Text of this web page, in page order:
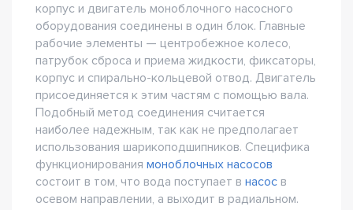
корпус и двигатель моноблочного насосного
оборудования соединены в один блок. Главные
рабочие элементы — центробежное колесо,
патрубок сброса и приема жидкости, фиксаторы,
корпус и спирально-кольцевой отвод. Двигатель
присоединяется к этим частям с помощью вала.
Подобный метод соединения считается
наиболее надежным, так как не предполагает
использования шарикоподшипников. Специфика
функционирования моноблочных насосов
состоит в том, что вода поступает в насос в
осевом направлении, а выходит в радиальном.